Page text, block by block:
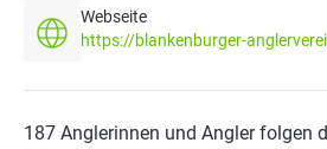
Webseite
https://blankenburger-
187 Anglerinnen und Angler folgen